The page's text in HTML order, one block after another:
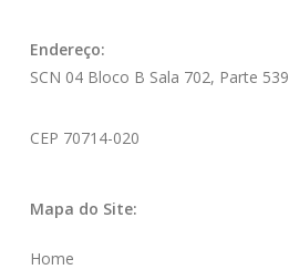
Endereço:
SCN 04 Bloco B Sala 702, Parte 539
CEP 70714-020
Mapa do Site:
Home